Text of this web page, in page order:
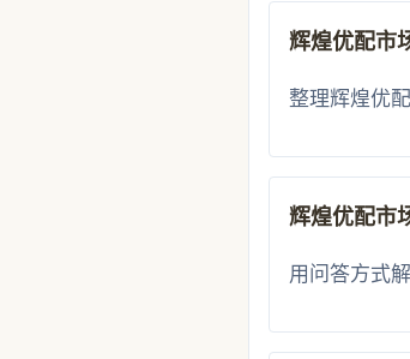
辉煌优配市
整理辉煌优
辉煌优配市
用问答方式